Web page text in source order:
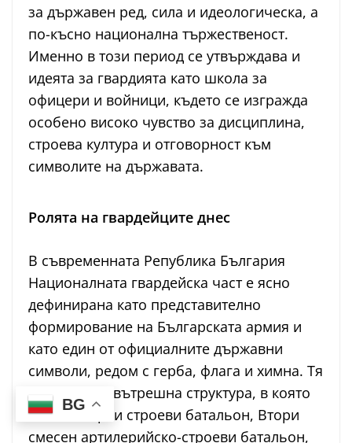
за държавен ред, сила и идеологическа, а
по-късно национална тържественост.
Именно в този период се утвърждава и
идеята за гвардията като школа за
офицери и войници, където се изгражда
особено високо чувство за дисциплина,
строева култура и отговорност към
символите на държавата.
Ролята на гвардейците днес
В съвременната Република България
Националната гвардейска част е ясно
дефинирана като представително
формирование на Българската армия и
като един от официалните държавни
символи, редом с герба, флага и химна. Тя
има сложна вътрешна структура, в която
влизат Първи строеви батальон, Втори
смесен артилерийско-строеви батальон,
BG